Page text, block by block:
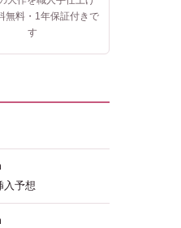
無料・1年保証付きで
す
入予想